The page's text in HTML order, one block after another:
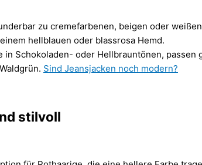
zu cremefarbenen, beigen oder
hellblauen oder blassrosa Hemd.
in Schokoladen- oder Hellbrauntönen, passen
Sind Jeansjacken noch modern?
stilvoll